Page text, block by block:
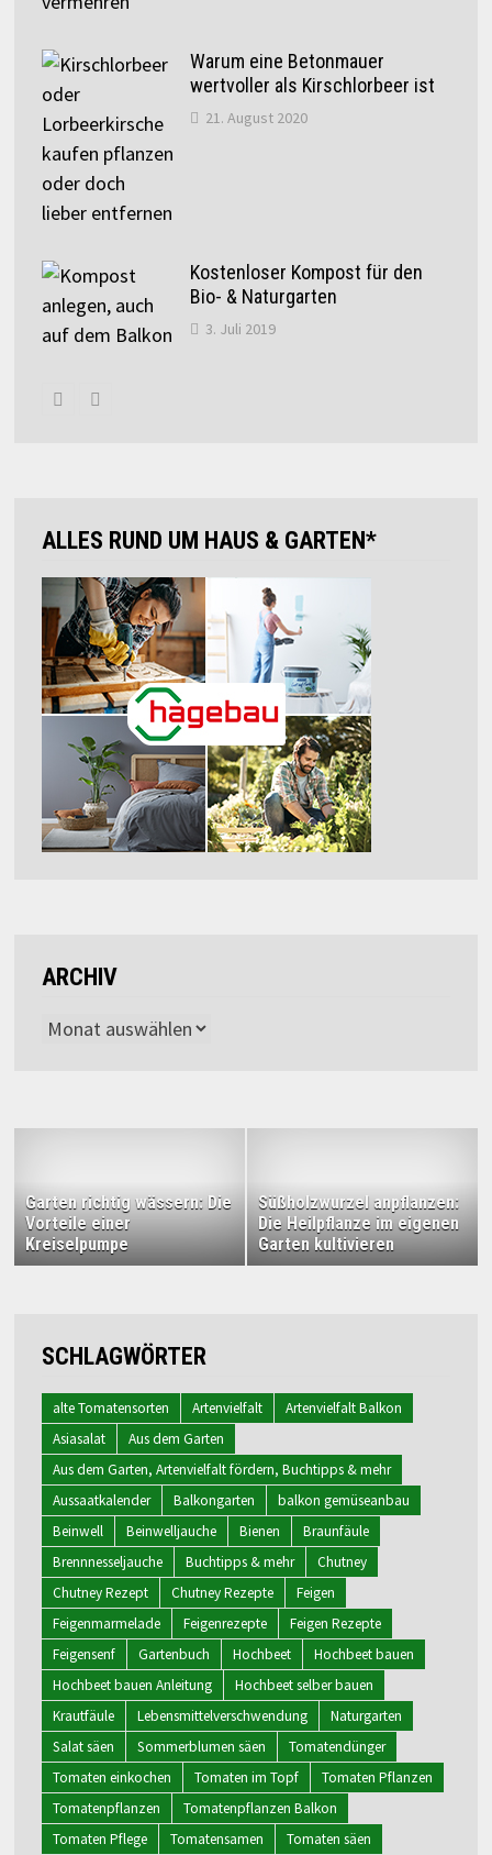
Warum eine Betonmauer
wertvoller als Kirschlorbeer ist
21. August 2020
Kostenloser Kompost für den
Bio- & Naturgarten
3. Juli 2019
ALLES RUND UM HAUS & GARTEN*
ARCHIV
Archiv
Garten richtig wässern: Die
Vorteile einer
Kreiselpumpe
Süßholzwurzel anpflanzen:
Die Heilpflanze im eigenen
Garten kultivieren
SCHLAGWÖRTER
alte Tomatensorten Artenvielfalt
Artenvielfalt Balkon
Asiasalat
Aus dem Garten
Aus dem Garten, Artenvielfalt fördern, Buchtipps & mehr
Aussaatkalender
Balkongarten
balkon gemüseanbau
Beinwell
Beinwelljauche Bienen
Braunfäule
Brennnesseljauche
Buchtipps & mehr
Chutney
Chutney Rezept
Chutney Rezepte
Feigen
Feigenmarmelade
Feigenrezepte
Feigen Rezepte
Feigensenf
Gartenbuch Hochbeet
Hochbeet bauen
Hochbeet bauen Anleitung
Hochbeet selber bauen
Krautfäule
Lebensmittelverschwendung
Naturgarten
Salat säen
Sommerblumen säen
Tomatendünger
Tomaten einkochen
Tomaten im Topf
Tomaten Pflanzen
Tomatenpflanzen
Tomatenpflanzen Balkon
Tomaten Pflege
Tomatensamen Tomaten säen